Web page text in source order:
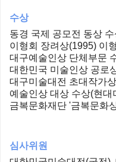
수상
동경 국제 공모전 동상
이형회 장려상(1995) 이
대구예술인상 단체부문
대한민국 미술인상 공로
대구미술대전 초대작가
예술인상 대상 수상(현
금복문화재단 '금복문화
심사위원